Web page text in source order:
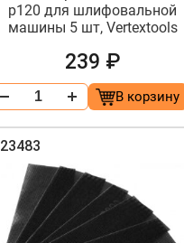
р120 для шлифовальной
машины 5 шт, Vertextools
239 ₽
В корзину
23483